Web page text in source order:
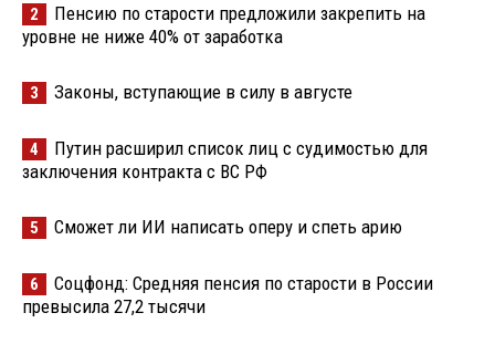
2
Пенсию по старости предложили закрепить на
уровне не ниже 40% от заработка
3 Законы, вступающие в силу в августе
4
Путин расширил список лиц с судимостью для
заключения контракта с ВС РФ
5 Сможет ли ИИ написать оперу и спеть арию
6
Соцфонд: Средняя пенсия по старости в России
превысила 27,2 тысячи